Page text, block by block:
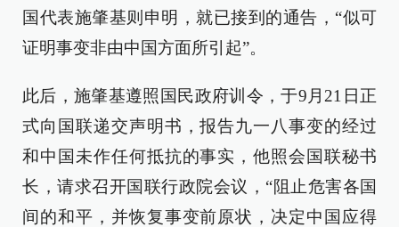
国代表施肇基则申明，就已接到的通告，“似可
证明事变非由中国方面所引起”。
此后，施肇基遵照国民政府训令，于9月21日正
式向国联递交声明书，报告九一八事变的经过
和中国未作任何抵抗的事实，他照会国联秘书
长，请求召开国联行政院会议，“阻止危害各国
间的和平，并恢复事变前原状，决定中国应得